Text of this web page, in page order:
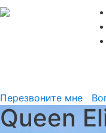
Перезвоните мне
Queen